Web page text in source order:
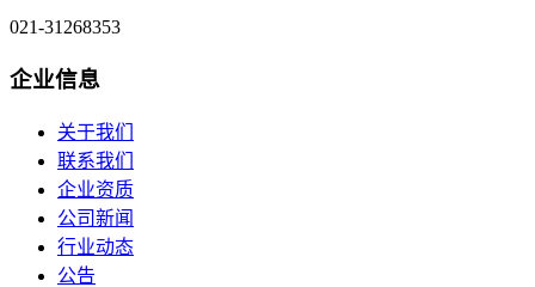
021-31268353
企业信息
关于我们
联系我们
企业资质
公司新闻
行业动态
公告